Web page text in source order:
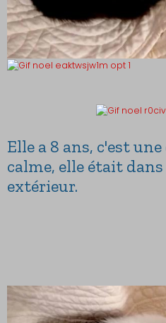
Elle a 8 ans, c'est
calme, elle était
extérieur.